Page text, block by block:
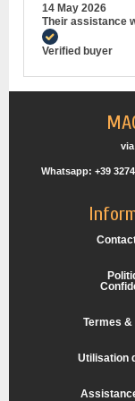
14 May 2026
Their assistance
Verified buyer
Whatsapp: +39
Termes &
Utilisation